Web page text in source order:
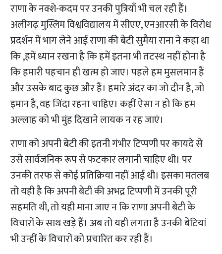
राणा के नक्शे-कदम पर उनकी पुत्रियाँ भी चल रही हैं।
अलीगढ़ मुस्लिम विश्वविद्यालय में सीएए, एनआरसी के विरोध
प्रदर्शन में भाग लेने आई राणा की बेटी सुमैया राना ने कहा था
कि ,हमें ध्यान रखना है कि हमें इतना भी तटस्थ नहीं होना है
कि हमारी पहचान ही खत्म हो जाए। पहले हम मुसलमान हैं
और उसके बाद कुछ और हैं। हमारे अंदर का जो दीन है, जो
इमान है, वह जिंदा रहना चाहिए। कहीं ऐसा न हो कि हम
अल्लाह को भी मुंह दिखाने लायक न रह जाएं।
राणा को अपनी बेटी की इतनी गंभीर टिप्पणी पर कायदे से
उसे सार्वजनिक रूप से फटकार लगानी चाहिए थी। पर
उनकी तरफ से कोई प्रतिक्रिया नहीं आई थी। इसका मतलब
तो यही है कि अपनी बेटी की अभद्र टिप्पणी में उनकी पूरी
सहमति थी, तो यही माना जाए न कि राणा अपनी बेटी के
विचारों के साथ खड़े हैं। अब तो यही लगता है उनकी बेटियां
भी उन्हीं के विचारों को प्रचारित कर रही हैं।